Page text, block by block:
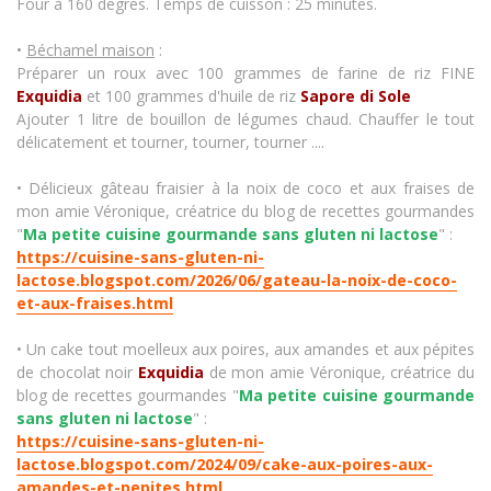
• Béchamel maison :
Préparer un roux avec 100 grammes de farine de riz FINE
Exquidia et 100 grammes d'huile de riz Sapore di Sole
Ajouter 1 litre de bouillon de légumes chaud. Chauffer le tout
délicatement et tourner, tourner, tourner ....
• Délicieux gâteau fraisier à la noix de coco et aux fraises de
mon amie Véronique, créatrice du blog de recettes gourmandes
"Ma petite cuisine gourmande sans gluten ni lactose" :
https://cuisine-sans-gluten-ni-
lactose.blogspot.com/2026/06/gateau-la-noix-de-coco-
et-aux-fraises.html
• Un cake tout moelleux aux poires, aux amandes et aux pépites
de chocolat noir Exquidia de mon amie Véronique, créatrice du
blog de recettes gourmandes "Ma petite cuisine gourmande
sans gluten ni lactose" :
https://cuisine-sans-gluten-ni-
lactose.blogspot.com/2024/09/cake-aux-poires-aux-
amandes-et-pepites.html